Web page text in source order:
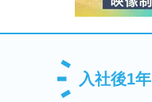
入社後1